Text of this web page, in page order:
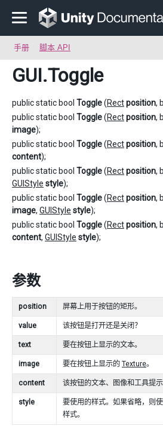
手册 脚本 API
GUI.Toggle
public static bool Toggle(Rectposition,
public static bool Toggle(Rectposition,
image);
public static bool Toggle(Rectposition,
content);
public static bool Toggle(Rectposition,
GUIStyle style);
public static bool Toggle(Rectposition,
image, GUIStyle style);
public static bool Toggle(Rectposition,
content, GUIStyle style);
参数
position 屏幕上用于按钮的矩形。
value 该按钮是打开还是关闭？
text 要在按钮上显示的文本。
image 要在按钮上显示的 Texture。
content 该按钮的文本、图像和工具提示
style 要使用的样式。如果省略，则
样式。